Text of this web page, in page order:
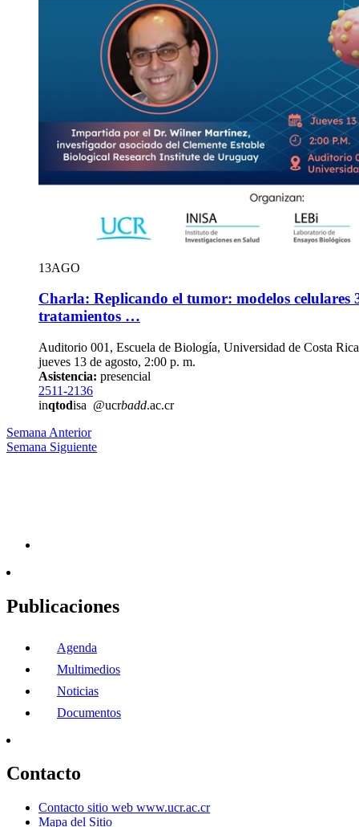
13AGO
Charla: Replicando el tumor: modelos celulares
tratamientos …
Auditorio 001, Escuela de Biología, Universidad de Costa Rica
jueves 13 de agosto, 2:00 p. m.
Asistencia: presencial
2511-2136
inqtodisa @ucrbadd.ac.cr
Semana Anterior
Semana Siguiente
Publicaciones
Agenda
Multimedios
Noticias
Documentos
Contacto
Contacto sitio web www.ucr.ac.cr
Mapa del Sitio